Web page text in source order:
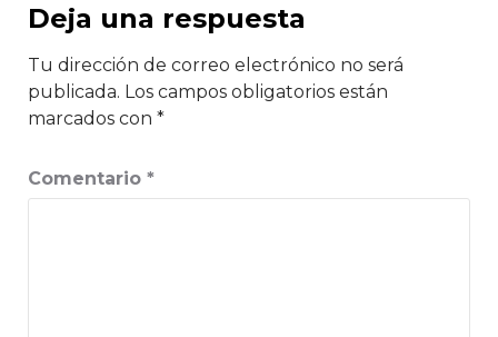
Deja una respuesta
Tu dirección de correo electrónico no será
publicada. Los campos obligatorios están
marcados con *
Comentario *